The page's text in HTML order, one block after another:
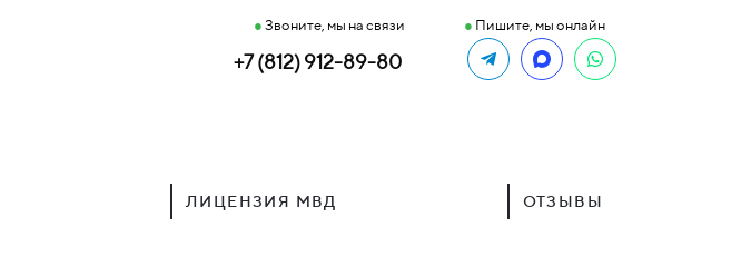
● Звоните, мы на связи
+7 (812) 912-89-80
● Пишите, мы онлайн
ЛИЦЕНЗИЯ МВД ОТЗЫВЫ